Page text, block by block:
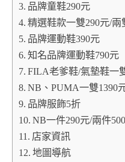
品牌童鞋290元
精選鞋款一雙290元/兩
品牌運動鞋390元
知名品牌運動鞋790元
FILA老爹鞋/氣墊鞋一
NB、PUMA一雙1390
品牌服飾5折
NB一件290元/兩件
店家資訊
地圖導航